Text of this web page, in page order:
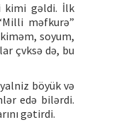
kimi gəldi. İlk
məfkurə”
soyum,
çvksə də, bu
böyük və
edə bilərdi.
gətirdi.